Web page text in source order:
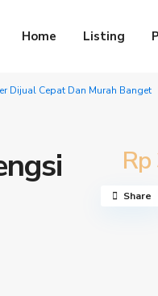
Home Listing
Dijual Cepat Dan Murah Banget
Share